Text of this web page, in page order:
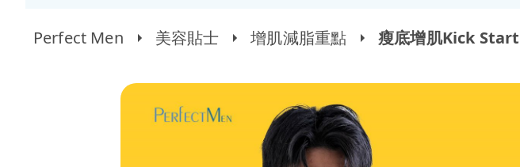
Perfect Men 美容貼士 增肌減脂重點 瘦底增肌Kick